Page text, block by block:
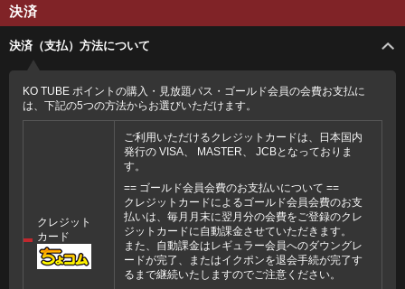
決済
決済（支払）方法について
KO TUBE ポイントの購入・見放題パス・ゴールド会員の会費お支払に
は、下記の5つの方法からお選びいただけます。
クレジット
カード
ご利用いただけるクレジットカードは、日本国内
発行の VISA、 MASTER、 JCBとなっておりま
す。
== ゴールド会員会費のお支払いについて ==
クレジットカードによるゴールド会員会費のお支
払いは、毎月月末に翌月分の会費をご登録のクレ
ジットカードに自動課金させていただきます。
また、自動課金はレギュラー会員へのダウングレ
ードが完了、またはイクポンを退会手続が完了す
るまで継続いたしますのでご注意ください。